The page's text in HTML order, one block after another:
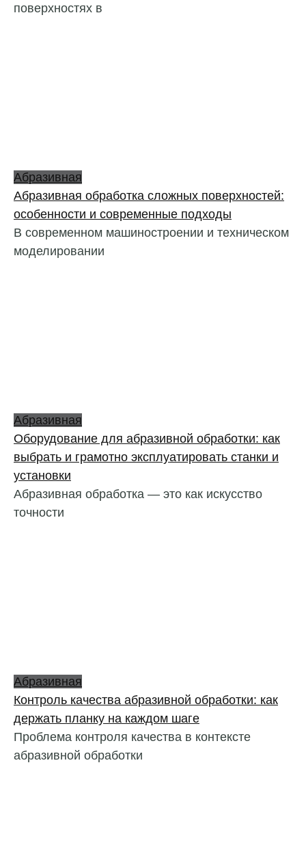
поверхностях в
Абразивная
Абразивная обработка сложных поверхностей:
особенности и современные подходы
В современном машиностроении и техническом
моделировании
Абразивная
Оборудование для абразивной обработки: как
выбрать и грамотно эксплуатировать станки и
установки
Абразивная обработка — это как искусство
точности
Абразивная
Контроль качества абразивной обработки: как
держать планку на каждом шаге
Проблема контроля качества в контексте
абразивной обработки